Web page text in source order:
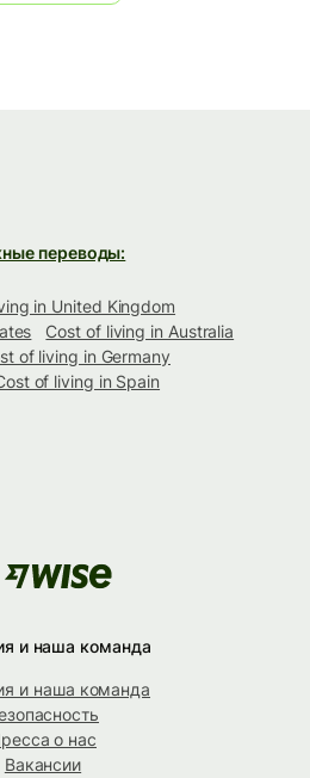
переводы:
in United Kingdom
Cost of living in Australia
of living in Germany
of living in Spain
и наша команда
и наша команда
о нас
Вакансии